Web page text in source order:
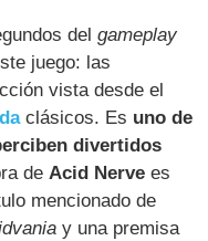
delgameplay
juego: las
vista desde el
clásicos. Es uno de
divertidos
deAcid Nerve es
mencionado de
y una premisa